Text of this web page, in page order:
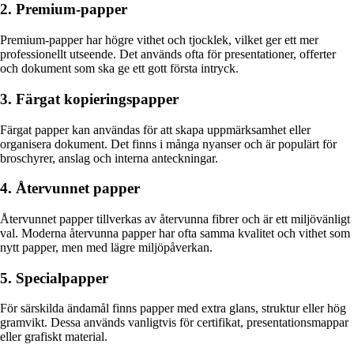
2. Premium-papper
Premium-papper har högre vithet och tjocklek, vilket ger ett mer
professionellt utseende. Det används ofta för presentationer, offerter
och dokument som ska ge ett gott första intryck.
3. Färgat kopieringspapper
Färgat papper kan användas för att skapa uppmärksamhet eller
organisera dokument. Det finns i många nyanser och är populärt för
broschyrer, anslag och interna anteckningar.
4. Återvunnet papper
Återvunnet papper tillverkas av återvunna fibrer och är ett miljövänligt
val. Moderna återvunna papper har ofta samma kvalitet och vithet som
nytt papper, men med lägre miljöpåverkan.
5. Specialpapper
För särskilda ändamål finns papper med extra glans, struktur eller hög
gramvikt. Dessa används vanligtvis för certifikat, presentationsmappar
eller grafiskt material.